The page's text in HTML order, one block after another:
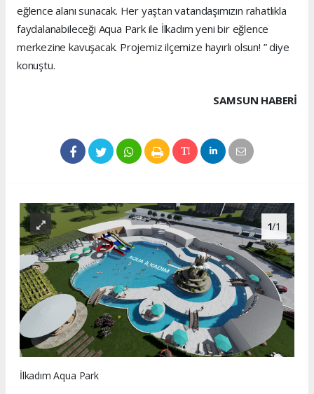
eğlence alanı sunacak. Her yaştan vatandaşımızın rahatlıkla
faydalanabileceği Aqua Park ile İlkadım yeni bir eğlence
merkezine kavuşacak. Projemiz ilçemize hayırlı olsun! ” diye
konuştu.
SAMSUN HABERİ
1/1
İlkadım Aqua Park